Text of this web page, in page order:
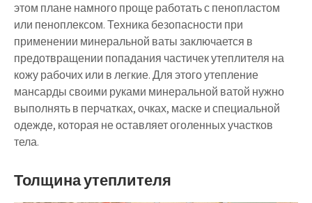
этом плане намного проще работать с пенопластом
или пеноплексом. Техника безопасности при
применении минеральной ваты заключается в
предотвращении попадания частичек утеплителя на
кожу рабочих или в легкие. Для этого утепление
мансарды своими руками минеральной ватой нужно
выполнять в перчатках, очках, маске и специальной
одежде, которая не оставляет оголенных участков
тела.
Толщина утеплителя